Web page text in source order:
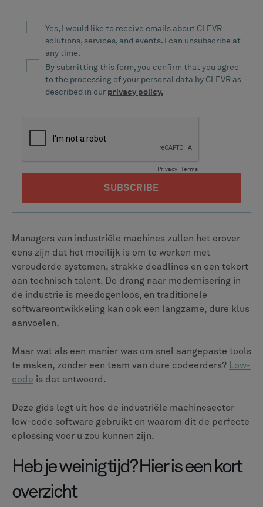
Managers van industriële machines zullen het erover
eens zijn dat het moeilijk is om te werken met
verouderde systemen, strakke deadlines en een tekort
aan technisch talent. De drang naar modernisering in
de industrie is meedogenloos, en traditionele
softwareontwikkeling kan ook een langzame, dure klus
aanvoelen.
Maar wat als een manier was om snel aangepaste tools
te maken, zonder een team van dure codeerders?
Low-
code is dat antwoord.
Deze gids legt uit hoe de industriële machinesector
low-code software gebruikt en waarom dit de perfecte
oplossing voor u zou kunnen zijn.
Heb je weinig tijd? Hier is een kort
overzicht